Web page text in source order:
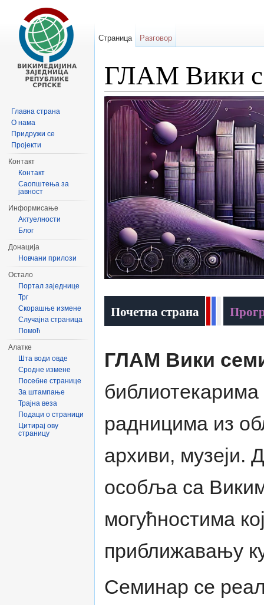
ГЛАМ Вики
Иди на:навигацију,претрагу
Почетна страна
ГЛАМ Вики
радницима из
архиви, музеји.
особља са
могућностима
приближавању
Семинар се
Страница Разговор
Главна страна
О нама
Придружи се
Пројекти
Контакт
Контакт
Саопштења за
јавност
Информисање
Актуелности
Блог
Донација
Новчани прилози
Остало
Портал заједнице
Трг
Скорашње измене
Случајна страница
Помоћ
Алатке
Шта води овде
Сродне измене
Посебне странице
За штампање
Трајна веза
Подаци о страници
Цитирај ову
страницу